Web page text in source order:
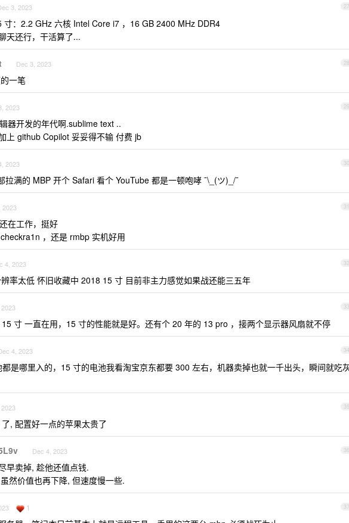
27
3, 2023
寸：2.2 GHz 六核 Intel Core i7 ，16 GB 2400 MHz DDR4
天还行，干活算了...
28
Dec 3, 2023
一笔
29
2023
器开发的年代啊.sublime text ..
上 github Copilot 妥妥得不输 付费 jb
30
2023
拉满的 MBP 开个 Safari 看个 YouTube 都是一顿咆哮 ¯\_(ツ)_/¯
31
2023
在工作，挺好
，还是 rmbp 实机好用
32
4, 2023
率太低 怀旧收藏中 2018 15 寸 目前非主力感觉如果战还能三五年
33
寸 一直在用，15 寸的性能就是好。还有个 20 年的 13 pro ，接两个显示器风扇就不停
34
4, 2023
是哪里入的，15 寸的电池我看淘宝京东都要 300 左右，机器卖掉也就一千出头，瞬间就吃
35
, 配置好一点的苹果太贵了
36
Dec 4, 2023
早卖掉, 趁他还值点钱.
然价值也再下降, 但速度慢一些.
37
1